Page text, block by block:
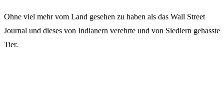
Ohne viel mehr vom Land gesehen zu haben als das Wall Street
Journal und dieses von Indianern verehrte und von Siedlern gehasste
Tier.